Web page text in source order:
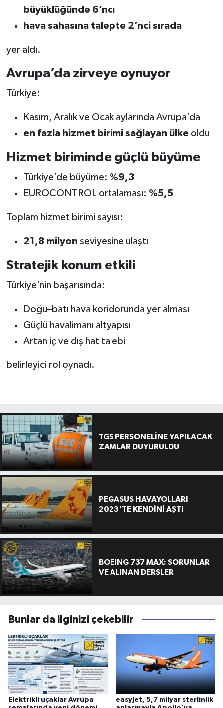
büyüklüğünde 6’ncı
hava sahasına talepte 2’nci sırada
yer aldı.
Avrupa’da zirveye oynuyor
Türkiye:
Kasım, Aralık ve Ocak aylarında Avrupa’da
en fazla hizmet birimi sağlayan ülkeoldu
Hizmet biriminde güçlü büyüme
Türkiye’de büyüme: %9,3
EUROCONTROL ortalaması: %5,5
Toplam hizmet birimi sayısı:
21,8 milyon seviyesine ulaştı
Stratejik konum etkili
Türkiye’nin başarısında:
Doğu–batı hava koridorunda yer alması
Güçlü havalimanı altyapısı
Artan iç ve dış hat talebi
belirleyici rol oynadı.
TGS PERSONELİNE YAPILACAK
ZAMLAR DUYURULDU
PEGASUS HAVAYOLLARI
2023'TE KENDİNİ AŞTI
BOEING 737 MAX: SORUNLAR
VE ALINAN DERSLER
Bunlar da ilginizi çekebilir
Elektrikli uçaklar Avrupa
easyJet, 5,7 milyar sterlinlik